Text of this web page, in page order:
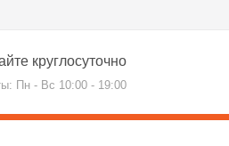
круглосуточно
Пн - Вс 10:00 - 19:00